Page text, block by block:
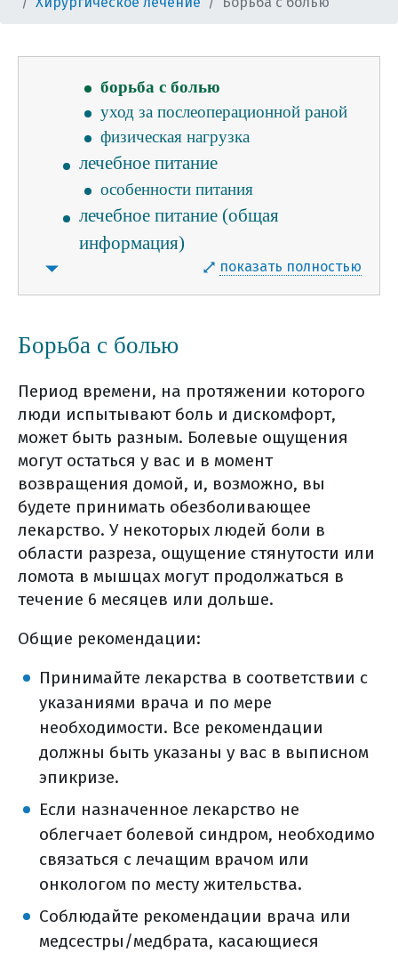
в больничной палате
лечения
борьба с болью
уход за послеоперационной раной
физическая нагрузка
лечебное питание
особенности питания
лечебное питание (общая
информация)
потребление жидкости во время
лечения
общие правила питания во время
лучевая терапия рака тела матки
принципы лучевой терапия при ртм
как проходит внутриполостпая
лучевая терапия при ртм
как проходит дистанционная
лучевая терапия при ртм?
какие возможны нежелательные
последствия лучевой терапии?
реабилитация на фоне лучевой
химиотерапия при раке тела матки
особенности химиотерапии при ртм
основные схемы в химиотерапии
ртм
основные побочные эффекты
химиопрепаратов, применяемых в
лучевая терапия (общая
контактная лучевая терапия
(брахитерапия)
показать полностью
Борьба с болью
Период времени, на протяжении которого
люди испытывают боль и дискомфорт,
может быть разным. Болевые ощущения
могут остаться у вас и в момент
возвращения домой, и, возможно, вы
будете принимать обезболивающее
лекарство. У некоторых людей боли в
области разреза, ощущение стянутости или
ломота в мышцах могут продолжаться в
течение 6 месяцев или дольше.
Общие рекомендации:
Принимайте лекарства в соответствии с
указаниями врача и по мере
необходимости. Все рекомендации
должны быть указаны у вас в выписном
эпикризе.
Если назначенное лекарство не
облегчает болевой синдром, необходимо
связаться с лечащим врачом или
онкологом по месту жительства.
Соблюдайте рекомендации врача или
медсестры/медбрата, касающиеся